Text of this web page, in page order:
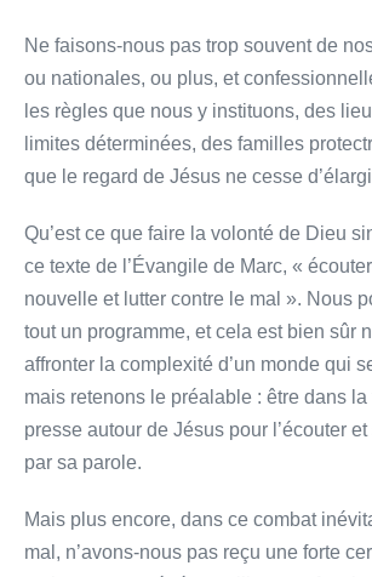
Ne faisons-nous pas trop souvent de
ou nationales, ou plus, et
les règles que nous y instituons, des
limites déterminées, des familles
que le regard de Jésus ne cesse
Qu’est ce que faire la volonté de Dieu
ce texte de l’Évangile de Marc, «
nouvelle et lutter contre le mal ». Nous
tout un programme, et cela est bien sûr
affronter la complexité d’un monde qui
mais retenons le préalable : être dans
presse autour de Jésus pour l’écouter
par sa parole.
Mais plus encore, dans ce combat
mal, n’avons-nous pas reçu une forte